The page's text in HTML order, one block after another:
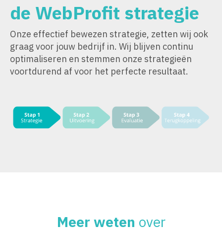
de WebProfit strategie
Onze effectief bewezen strategie, zetten wij ook
graag voor jouw bedrijf in. Wij blijven continu
optimaliseren en stemmen onze strategieën
voortdurend af voor het perfecte resultaat.
Meer weten over